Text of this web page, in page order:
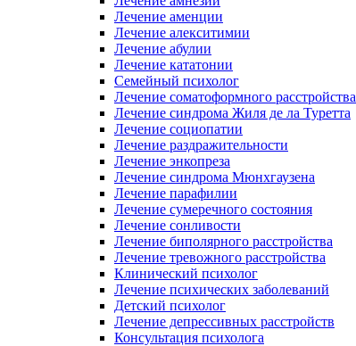
Лечение аменции
Лечение алекситимии
Лечение абулии
Лечение кататонии
Семейный психолог
Лечение соматоформного расстройства
Лечение синдрома Жиля де ла Туретта
Лечение социопатии
Лечение раздражительности
Лечение энкопреза
Лечение синдрома Мюнхгаузена
Лечение парафилии
Лечение сумеречного состояния
Лечение сонливости
Лечение биполярного расстройства
Лечение тревожного расстройства
Клинический психолог
Лечение психических заболеваний
Детский психолог
Лечение депрессивных расстройств
Консультация психолога